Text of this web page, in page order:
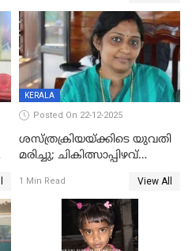
KERALA
Posted On 22-12-2025
ശസ്ത്രക്രിയയ്‌ക്കിടെ യുവതി
മരിച്ചു; ചികിത്സാപ്പിഴവ്
സംഭവം മാവേലിക്കരയിൽ
1 Min Read View All